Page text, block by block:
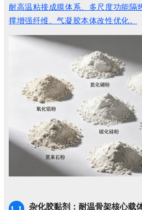
耐高温粘接成膜体系、多尺度功能隔
撑增强纤维、气凝胶本体改性优化。
杂化胶黏剂：耐温骨架核心载